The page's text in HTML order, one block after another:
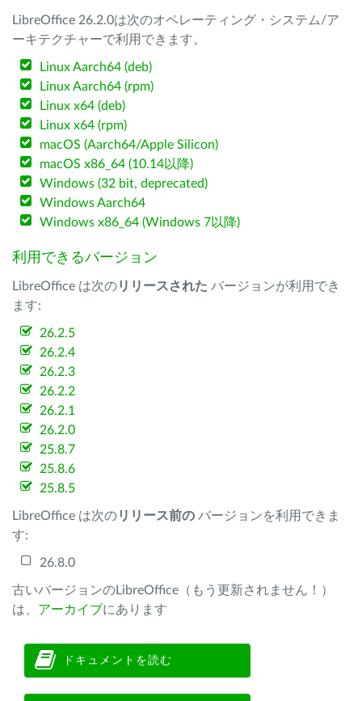
LibreOffice 26.2.0は次のオペレーティング・システム/ア
ーキテクチャーで利用できます。
Linux Aarch64 (deb)
Linux Aarch64 (rpm)
Linux x64 (deb)
Linux x64 (rpm)
macOS (Aarch64/Apple Silicon)
macOS x86_64 (10.14以降)
Windows (32 bit, deprecated)
Windows Aarch64
Windows x86_64 (Windows 7以降)
利用できるバージョン
LibreOffice は次のリリースされた バージョンが利用でき
ます:
26.2.5
26.2.4
26.2.3
26.2.2
26.2.1
26.2.0
25.8.7
25.8.6
25.8.5
LibreOffice は次のリリース前の バージョンを利用できま
す:
26.8.0
古いバージョンのLibreOffice（もう更新されません！）
は、 アーカイブにあります
ドキュメントを読む